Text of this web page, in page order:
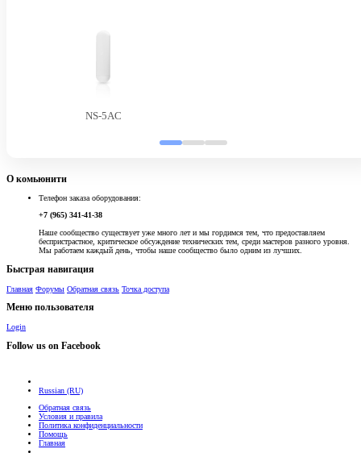
NS-5AC
О комьюнити
Телефон заказа оборудования:
+7 (965) 341-41-38
Наше сообщество существует уже много лет и мы гордимся тем, что предоставляем
беспристрастное, критическое обсуждение технических тем, среди мастеров разного уровня.
Мы работаем каждый день, чтобы наше сообщество было одним из лучших.
Быстрая навигация
Главная Форумы Обратная связь Точка доступа
Меню пользователя
Login
Follow us on Facebook
Russian (RU)
Обратная связь
Условия и правила
Политика конфиденциальности
Помощь
Главная